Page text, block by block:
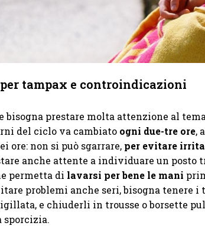
tampax e controindicazioni
bisogna prestare molta attenzione al
del ciclo va cambiato ogni due-tre ore,
ore: non si può sgarrare, per evitare
anche attente a individuare un posto
permetta di lavarsi per bene le mani
problemi anche seri, bisogna tenere
e chiuderli in trousse o borsette
sporcizia.